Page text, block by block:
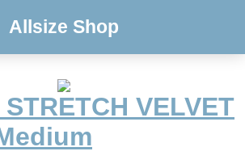
Allsize Shop
VELVET